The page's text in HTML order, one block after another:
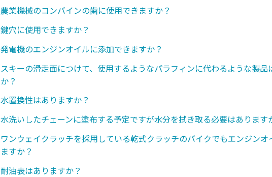
農業機械のコンバインの歯に使用できますか？
鍵穴に使用できますか？
発電機のエンジンオイルに添加できますか？
スキーの滑走面につけて、使用するようなパラフィンに代わるような製品
か？
水置換性はありますか？
水洗いしたチェーンに塗布する予定ですが水分を拭き取る必要はあります
ワンウェイクラッチを採用している乾式クラッチのバイクでもエンジンオ
ますか？
耐油表はありますか？